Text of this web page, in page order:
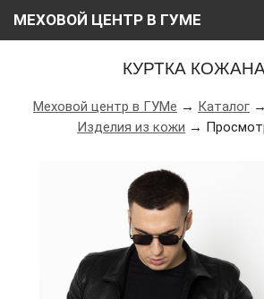
МЕХОВОЙ ЦЕНТР В ГУМЕ
КАТАЛОГ
КУРТКА
Меховой центр в ГУМе → Каталог →
Изделия из кожи →